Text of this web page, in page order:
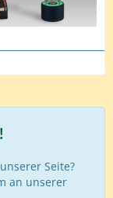
Seite?
an unserer